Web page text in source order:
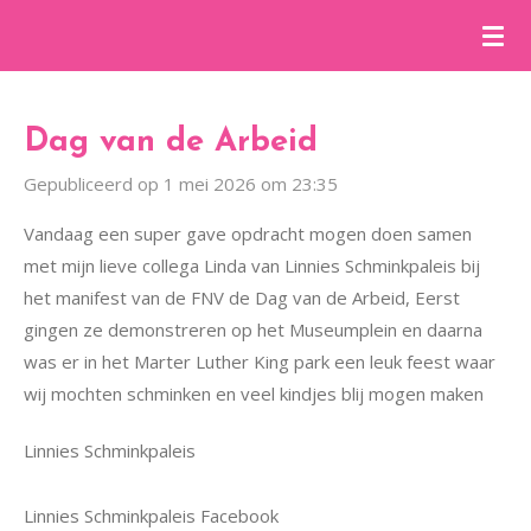
de
hoofdinhoud
Dag van de Arbeid
Gepubliceerd op 1 mei 2026 om 23:35
Vandaag een super gave opdracht mogen doen samen
met mijn lieve collega Linda van Linnies Schminkpaleis bij
het manifest van de FNV de Dag van de Arbeid, Eerst
gingen ze demonstreren op het Museumplein en daarna
was er in het Marter Luther King park een leuk feest waar
wij mochten schminken en veel kindjes blij mogen maken
Linnies Schminkpaleis
Linnies Schminkpaleis Facebook